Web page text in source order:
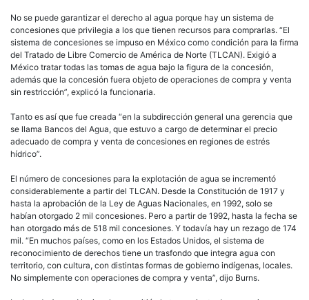
No se puede garantizar el derecho al agua porque hay un sistema de
concesiones que privilegia a los que tienen recursos para comprarlas. “El
sistema de concesiones se impuso en México como condición para la firma
del Tratado de Libre Comercio de América de Norte (TLCAN). Exigió a
México tratar todas las tomas de agua bajo la figura de la concesión,
además que la concesión fuera objeto de operaciones de compra y venta
sin restricción”, explicó la funcionaria.
Tanto es así que fue creada “en la subdirección general una gerencia que
se llama Bancos del Agua, que estuvo a cargo de determinar el precio
adecuado de compra y venta de concesiones en regiones de estrés
hídrico”.
El número de concesiones para la explotación de agua se incrementó
considerablemente a partir del TLCAN. Desde la Constitución de 1917 y
hasta la aprobación de la Ley de Aguas Nacionales, en 1992, solo se
habían otorgado 2 mil concesiones. Pero a partir de 1992, hasta la fecha se
han otorgado más de 518 mil concesiones. Y todavía hay un rezago de 174
mil. “En muchos países, como en los Estados Unidos, el sistema de
reconocimiento de derechos tiene un trasfondo que integra agua con
territorio, con cultura, con distintas formas de gobierno indígenas, locales.
No simplemente con operaciones de compra y venta”, dijo Burns.